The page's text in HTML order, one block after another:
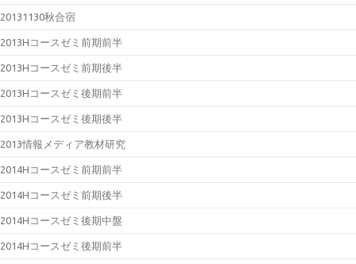
20131130秋合宿
2013Hコースゼミ前期前半
2013Hコースゼミ前期後半
2013Hコースゼミ後期前半
2013Hコースゼミ後期後半
2013情報メディア教材研究
2014Hコースゼミ前期前半
2014Hコースゼミ前期後半
2014Hコースゼミ後期中盤
2014Hコースゼミ後期前半